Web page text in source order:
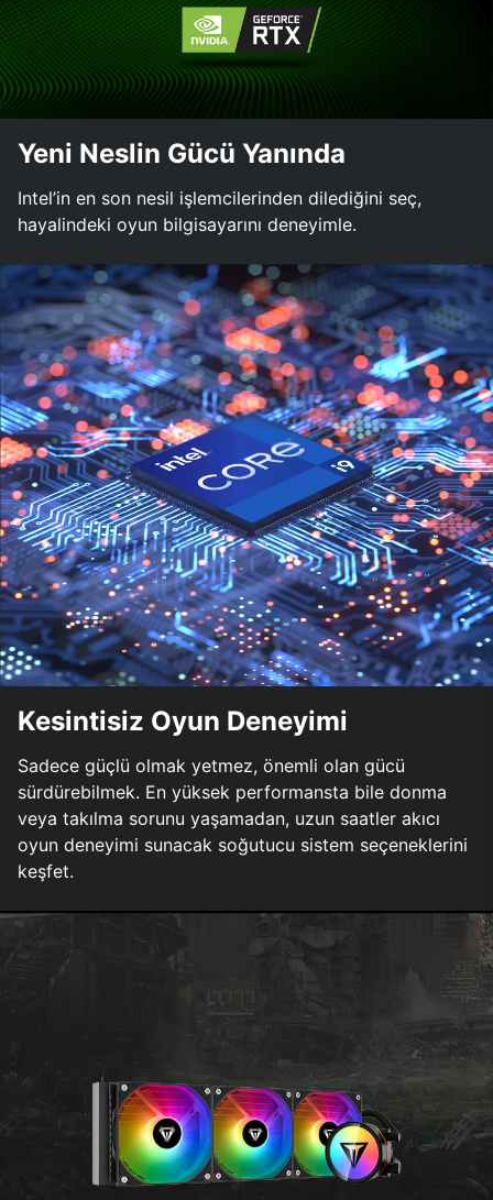
Yeni Neslin Gücü Yanında
Intel’in en son nesil işlemcilerinden dilediğini seç,
hayalindeki oyun bilgisayarını deneyimle.
Kesintisiz Oyun Deneyimi
Sadece güçlü olmak yetmez, önemli olan gücü
sürdürebilmek. En yüksek performansta bile donma
veya takılma sorunu yaşamadan, uzun saatler akıcı
oyun deneyimi sunacak soğutucu sistem seçeneklerini
keşfet.